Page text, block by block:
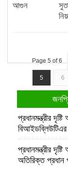
Page 5 of 6
5 6
প্রধানমন্ত্রীর
প্রধানমন্ত্রীর
অতিরিক্ত প্রধান